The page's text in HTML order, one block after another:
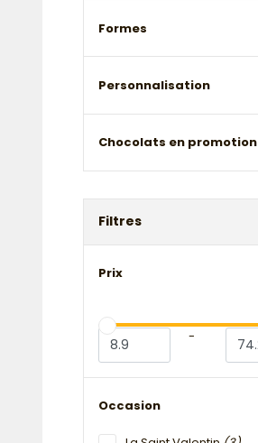
Formes
Personnalisation
Chocolats en promotion
Filtres
Prix
-
Occasion